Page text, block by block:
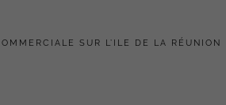
SUR L’ILE DE LA RÉUNION